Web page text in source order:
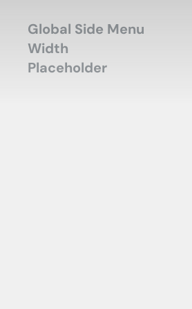
Global Side Menu
Width
Placeholder